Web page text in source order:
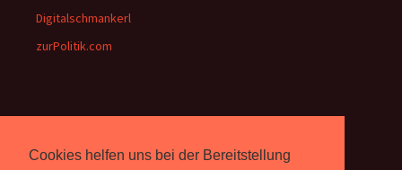
Cookies helfen uns bei der Bereitstellung
Digitalschmankerl
zurPolitik.com
Rebell.atberichtet seit 2003